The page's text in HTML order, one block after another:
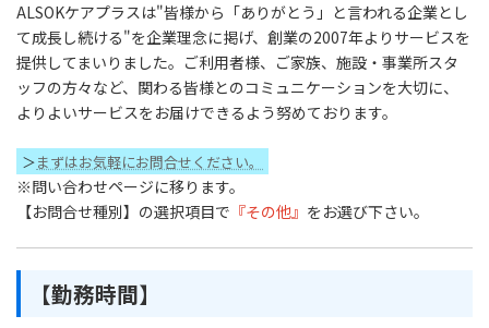
ALSOKケアプラスは"皆様から「ありがとう」と言われる企業とし
て成長し続ける"を企業理念に掲げ、創業の2007年よりサービスを
提供してまいりました。ご利用者様、ご家族、施設・事業所スタ
ッフの方々など、関わる皆様とのコミュニケーションを大切に、
よりよいサービスをお届けできるよう努めております。
＞まずはお気軽にお問合せください。
※問い合わせページに移ります。
【お問合せ種別】の選択項目で 『その他』 をお選び下さい。
【勤務時間】